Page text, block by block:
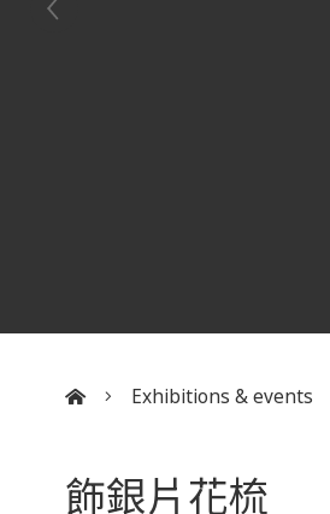
Exhibitions & events
飾銀片花梳